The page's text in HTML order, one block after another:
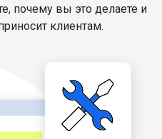
почему вы это делаете и
клиентам.